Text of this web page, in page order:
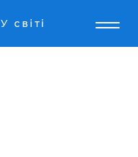
У світі